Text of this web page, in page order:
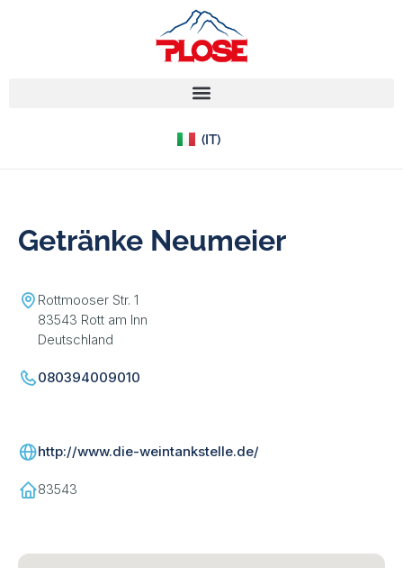
(IT)
(EN)
(DE)
Getränke Neumeier
Rottmooser Str. 1
83543 Rott am Inn
Deutschland
080394009010
http://www.die-weintankstelle.de/
83543